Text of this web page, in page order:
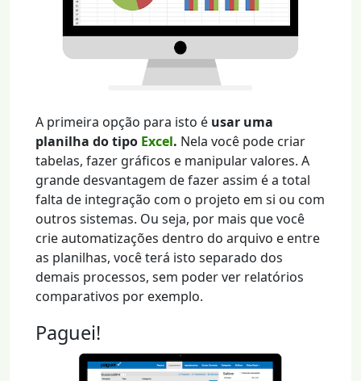
A primeira opção para isto é usar uma
planilha do tipo Excel. Nela você pode criar
tabelas, fazer gráficos e manipular valores. A
grande desvantagem de fazer assim é a total
falta de integração com o projeto em si ou com
outros sistemas. Ou seja, por mais que você
crie automatizações dentro do arquivo e entre
as planilhas, você terá isto separado dos
demais processos, sem poder ver relatórios
comparativos por exemplo.
Paguei!